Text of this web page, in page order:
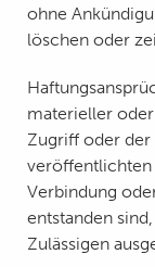
ohne
löschen oder
materieller
Zugriff oder
veröffentlichten
Verbindung
entstanden
Zulässigen